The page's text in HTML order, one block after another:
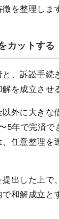
を整理しま
カットする
、訴訟手続
を成立させ
外に大きな
5年で完済で
任意整理を
出した上で
和解成立と